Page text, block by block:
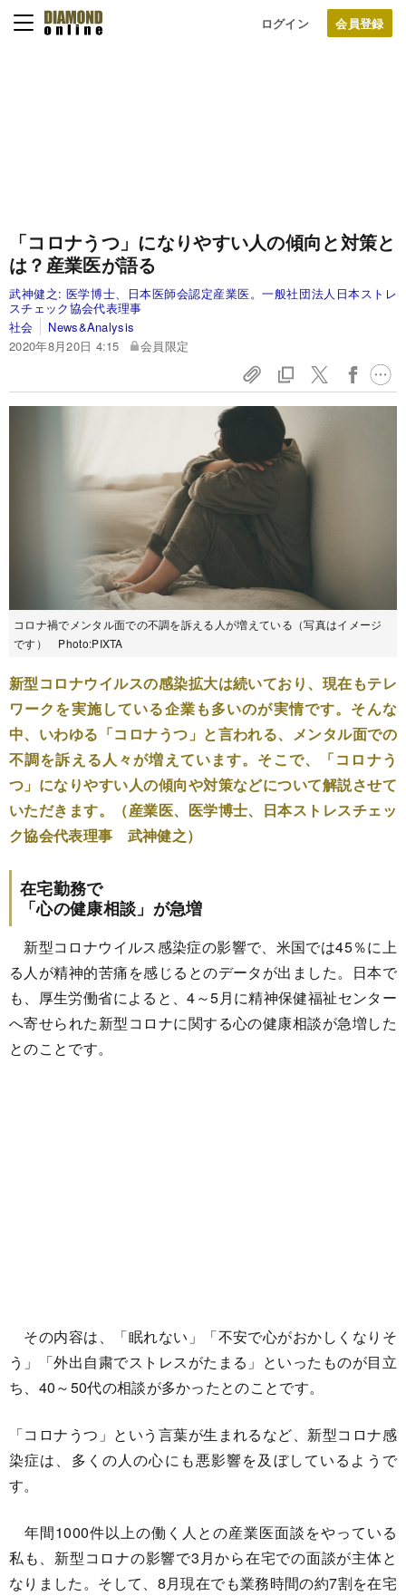
ログイン
「コロナうつ」になりやすい人の傾向と対策と
は？産業医が語る
武神健之: 医学博士、日本医師会認定産業医。一般社団法人日本ストレ
スチェック協会代表理事
社会
News&Analysis
2020年8月20日 4:15
会員限定
コロナ禍でメンタル面での不調を訴える人が増えている（写真はイメージ
です） Photo:PIXTA
新型コロナウイルスの感染拡大は続いており、現在もテレ
ワークを実施している企業も多いのが実情です。そんな
中、いわゆる「コロナうつ」と言われる、メンタル面での
不調を訴える人々が増えています。そこで、「コロナう
つ」になりやすい人の傾向や対策などについて解説させて
いただきます。（産業医、医学博士、日本ストレスチェッ
ク協会代表理事 武神健之）
在宅勤務で
「心の健康相談」が急増
新型コロナウイルス感染症の影響で、米国では45％に上
る人が精神的苦痛を感じるとのデータが出ました。日本で
も、厚生労働省によると、4～5月に精神保健福祉センター
へ寄せられた新型コロナに関する心の健康相談が急増した
とのことです。
その内容は、「眠れない」「不安で心がおかしくなりそ
う」「外出自粛でストレスがたまる」といったものが目立
ち、40～50代の相談が多かったとのことです。
「コロナうつ」という言葉が生まれるなど、新型コロナ感
染症は、多くの人の心にも悪影響を及ぼしているようで
す。
年間1000件以上の働く人との産業医面談をやっている
私も、新型コロナの影響で3月から在宅での面談が主体と
なりました。そして、8月現在でも業務時間の約7割を在宅